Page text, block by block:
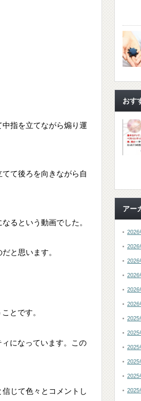
指を立てながら煽り運
て後ろを向きながら自
るという動画でした。
と思います。
とです。
になっています。この
じて色々とコメントし
おす
アー
2026
2026
2026
2026
2026
2026
2025
2025
2025
2025
2025
2025